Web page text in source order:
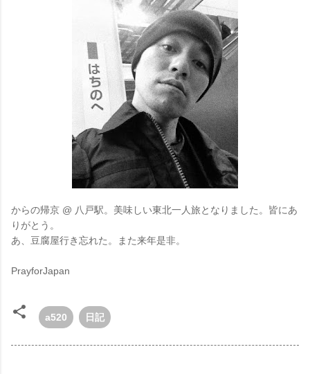
からの帰京 @ 八戸駅。美味しい東北一人旅となりました。皆にあ
りがとう。
あ、豆腐屋行き忘れた。また来年是非。
PrayforJapan
a520 日記